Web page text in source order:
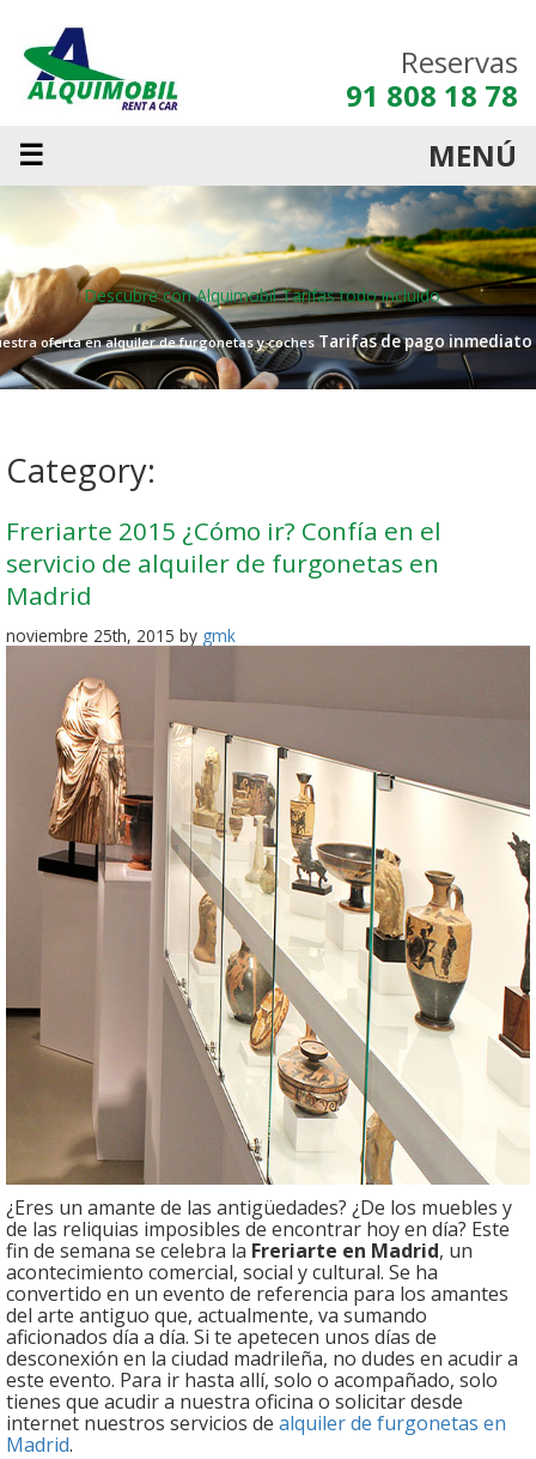
Reservas
91 808 18 78
☰
MENÚ
Descubre con AlquimobilTarifas todo incluido
oferta en alquiler de furgonetas y coches Tarifas de pago inmediato
Category:
Freriarte 2015 ¿Cómo ir? Confía en el
servicio de alquiler de furgonetas en
Madrid
noviembre 25th, 2015 by gmk
¿Eres un amante de las antigüedades? ¿De los muebles y
de las reliquias imposibles de encontrar hoy en día? Este
fin de semana se celebra la Freriarte en Madrid, un
acontecimiento comercial, social y cultural. Se ha
convertido en un evento de referencia para los amantes
del arte antiguo que, actualmente, va sumando
aficionados día a día. Si te apetecen unos días de
desconexión en la ciudad madrileña, no dudes en acudir a
este evento. Para ir hasta allí, solo o acompañado, solo
tienes que acudir a nuestra oficina o solicitar desde
internet nuestros servicios de alquiler de furgonetas en
Madrid.